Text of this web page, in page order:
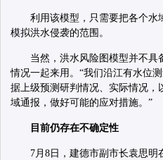
利用该模型，只需要把各个水
模拟洪水侵袭的范围。
当然，洪水风险图模型并不具
情况一起来用。“我们沿江有水位
据上级预测研判情况、实际情况，
域通报，做好可能的应对措施。”
目前仍存在不确定性
7月8日，建德市副市长袁思